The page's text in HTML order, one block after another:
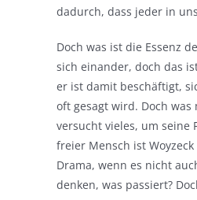
dadurch, dass jeder in
Doch was ist die Essenz
sich einander, doch das
er ist damit beschäftigt,
oft gesagt wird. Doch
versucht vieles, um seine
freier Mensch ist
Drama, wenn es nicht
denken, was passiert?